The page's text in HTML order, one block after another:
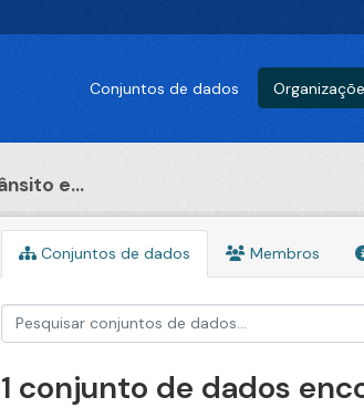
Conjuntos de dados
e...
Conjuntos de dados Membros
1 conjunto de dados